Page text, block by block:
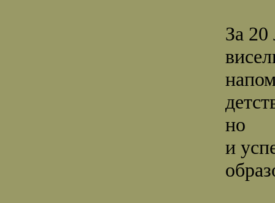
За 20
но
и